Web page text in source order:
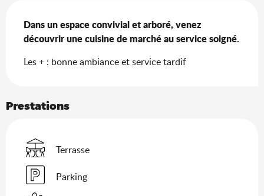
Dans un espace convivial et arboré, venez
découvrir une cuisine de marché au service soigné.
Les + : bonne ambiance et service tardif
Prestations
Terrasse
Parking